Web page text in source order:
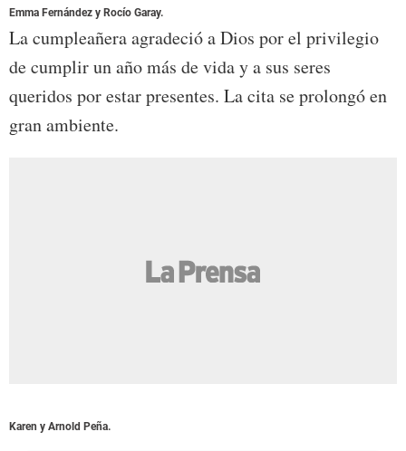
Emma Fernández y Rocío Garay.
La cumpleañera agradeció a Dios por el privilegio
de cumplir un año más de vida y a sus seres
queridos por estar presentes. La cita se prolongó en
gran ambiente.
Karen y Arnold Peña.